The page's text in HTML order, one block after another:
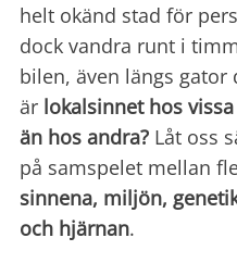
helt okänd stad för
dock vandra runt i
bilen, även längs gator
är lokalsinnet hos
än hos andra? Låt oss
på samspelet mellan
sinnena, miljön,
och hjärnan.